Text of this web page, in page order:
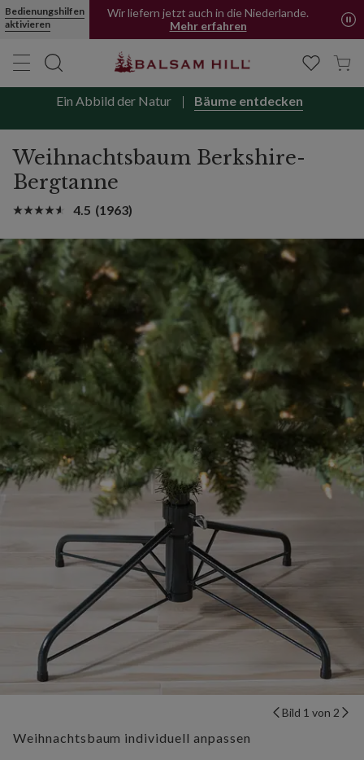
Bedienungshilfen
aktivieren
Wir liefern jetzt auch in die Niederlande.
Mehr erfahren
Ein Abbild der Natur Bäume entdecken
Weihnachtsbaum Berkshire-
Bergtanne
4.5 (1963)
Bild 1 von 2
Weihnachtsbaum individuell anpassen